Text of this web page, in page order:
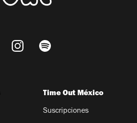
Time Out México
Suscripciones